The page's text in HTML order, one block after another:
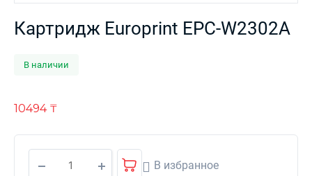
Картридж Europrint EPC-W2302A
В наличии
10494 ₸
В избранное